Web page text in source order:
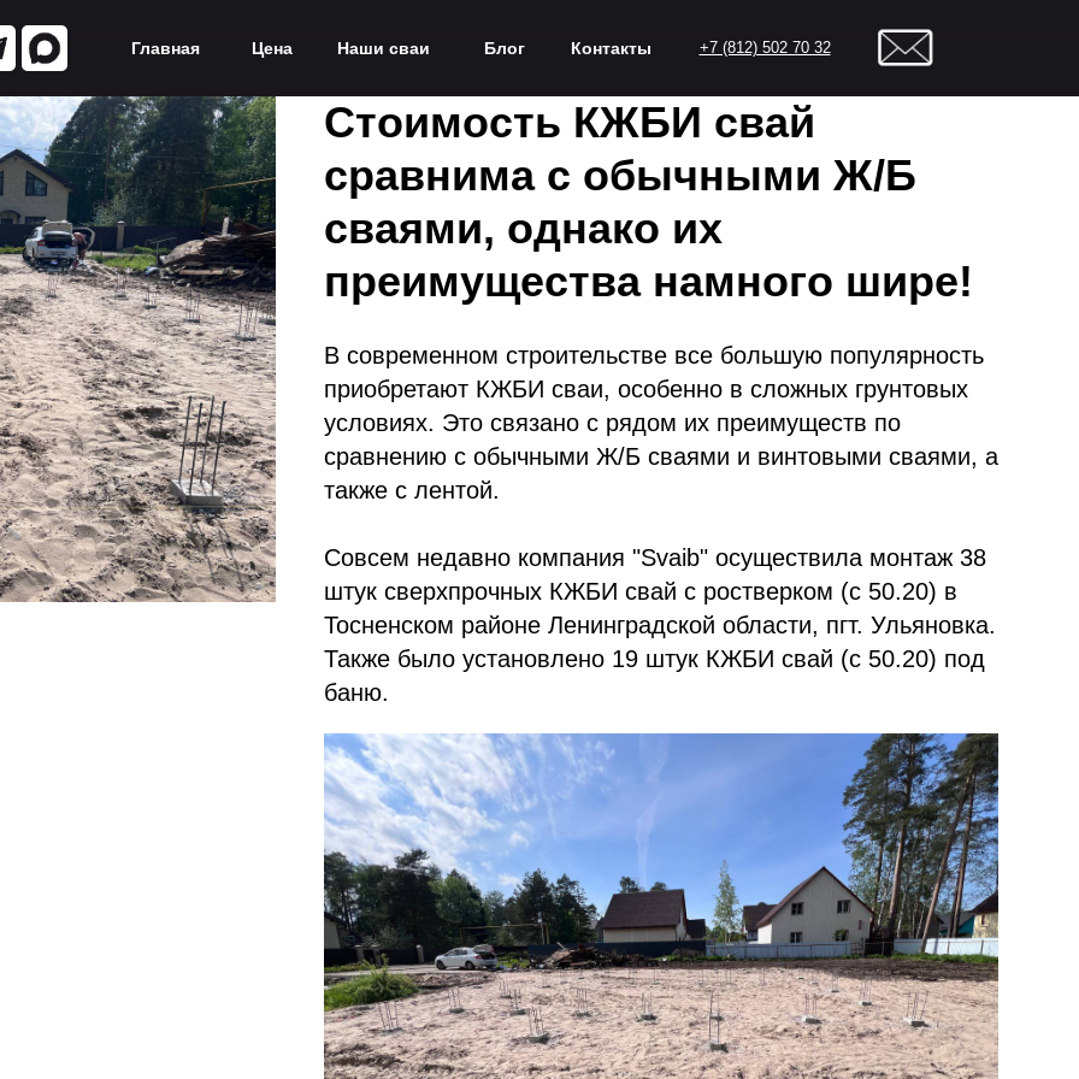
Главная Наши сваи Контакты
Цена Блог +7 (812) 502 70 32
Стоимость КЖБИ свай
сравнима с обычными Ж/Б
сваями, однако их
преимущества намного шире!
В современном строительстве все большую популярность
приобретают КЖБИ сваи, особенно в сложных грунтовых
условиях. Это связано с рядом их преимуществ по
сравнению с обычными Ж/Б сваями и винтовыми сваями, а
также с лентой.
Совсем недавно компания "Svaib" осуществила монтаж 38
штук сверхпрочных КЖБИ свай с ростверком (c 50.20) в
Тосненском районе Ленинградской области, пгт. Ульяновка.
Также было установлено 19 штук КЖБИ свай (c 50.20) под
баню.